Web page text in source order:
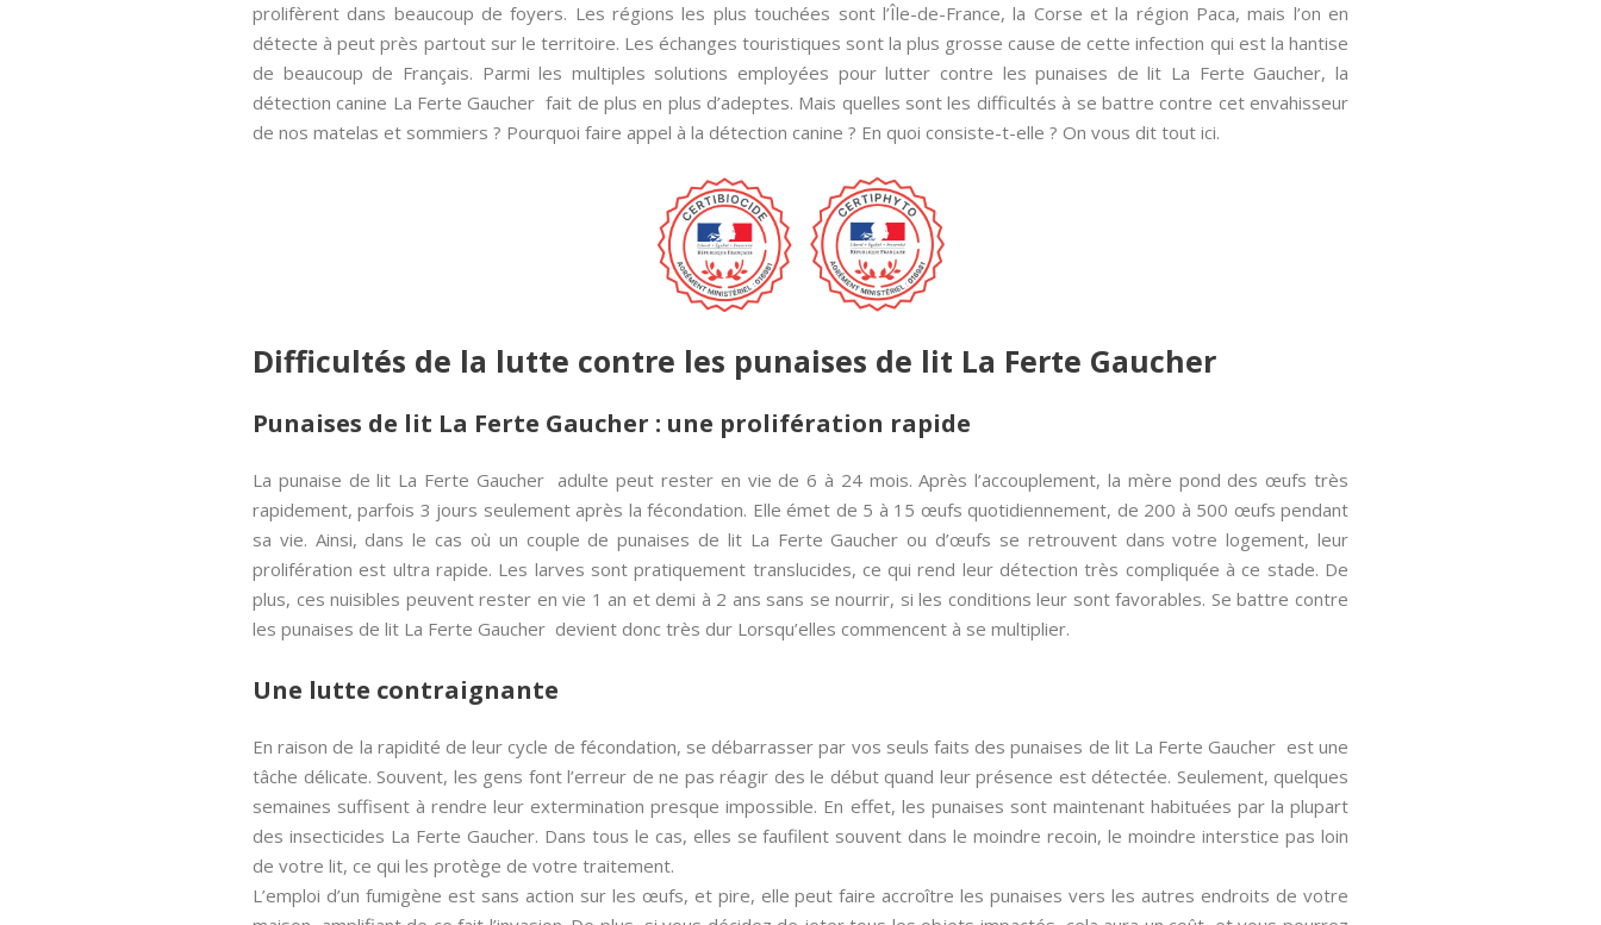
prolifèrent dans beaucoup de foyers. Les régions les plus touchées sont l’Île-de-France, la Corse et la région Paca, mais l’on en
détecte à peut près partout sur le territoire. Les échanges touristiques sont la plus grosse cause de cette infection qui est la hantise
de beaucoup de Français. Parmi les multiples solutions employées pour lutter contre les punaises de lit La Ferte Gaucher, la
détection canine La Ferte Gaucher fait de plus en plus d’adeptes. Mais quelles sont les difficultés à se battre contre cet envahisseur
de nos matelas et sommiers ? Pourquoi faire appel à la détection canine ? En quoi consiste-t-elle ? On vous dit tout ici.
Difficultés de la lutte contre les punaises de lit La Ferte Gaucher
Punaises de lit La Ferte Gaucher : une prolifération rapide
La punaise de lit La Ferte Gaucher adulte peut rester en vie de 6 à 24 mois. Après l’accouplement, la mère pond des œufs très
rapidement, parfois 3 jours seulement après la fécondation. Elle émet de 5 à 15 œufs quotidiennement, de 200 à 500 œufs pendant
sa vie. Ainsi, dans le cas où un couple de punaises de lit La Ferte Gaucher ou d’œufs se retrouvent dans votre logement, leur
prolifération est ultra rapide. Les larves sont pratiquement translucides, ce qui rend leur détection très compliquée à ce stade. De
plus, ces nuisibles peuvent rester en vie 1 an et demi à 2 ans sans se nourrir, si les conditions leur sont favorables. Se battre contre
les punaises de lit La Ferte Gaucher devient donc très dur Lorsqu’elles commencent à se multiplier.
Une lutte contraignante
En raison de la rapidité de leur cycle de fécondation, se débarrasser par vos seuls faits des punaises de lit La Ferte Gaucher est une
tâche délicate. Souvent, les gens font l’erreur de ne pas réagir des le début quand leur présence est détectée. Seulement, quelques
semaines suffisent à rendre leur extermination presque impossible. En effet, les punaises sont maintenant habituées par la plupart
des insecticides La Ferte Gaucher. Dans tous le cas, elles se faufilent souvent dans le moindre recoin, le moindre interstice pas loin
de votre lit, ce qui les protège de votre traitement.
L’emploi d’un fumigène est sans action sur les œufs, et pire, elle peut faire accroître les punaises vers les autres endroits de votre